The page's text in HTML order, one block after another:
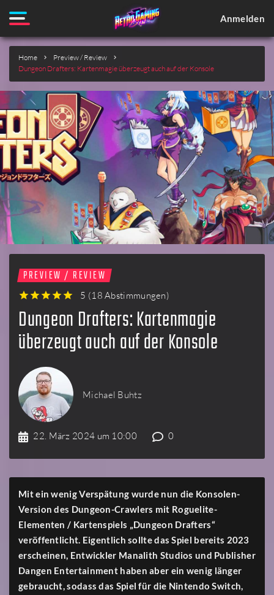
Anmelden
Home
Preview / Review
Dungeon Drafters: Kartenmagie überzeugt auch auf der Konsole
PREVIEW / REVIEW
5 (18 Abstimmungen)
Dungeon Drafters: Kartenmagie
überzeugt auch auf der Konsole
Michael Buhtz
22. März 2024 um 10:00 0
Mit ein wenig Verspätung wurde nun die Konsolen-
Version des Dungeon-Crawlers mit Roguelite-
Elementen / Kartenspiels „Dungeon Drafters“
veröffentlicht. Eigentlich sollte das Spiel bereits 2023
erscheinen, Entwickler Manalith Studios und Publisher
Dangen Entertainment haben aber ein wenig länger
gebraucht, sodass das Spiel für die Nintendo Switch,